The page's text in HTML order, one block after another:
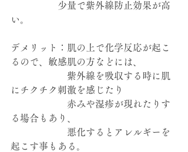
少量で紫外線防止効果が高
い。
デメリット：肌の上で化学反応が起こ
るので、敏感肌の方などには、
紫外線を吸収する時に肌
にチクチク刺激を感じたり
赤みや湿疹が現れたりす
る場合もあり、
悪化するとアレルギーを
起こす事もある。